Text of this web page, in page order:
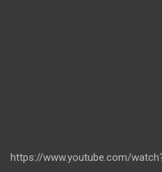
https://www.youtube.com/